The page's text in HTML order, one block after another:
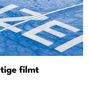
filmt